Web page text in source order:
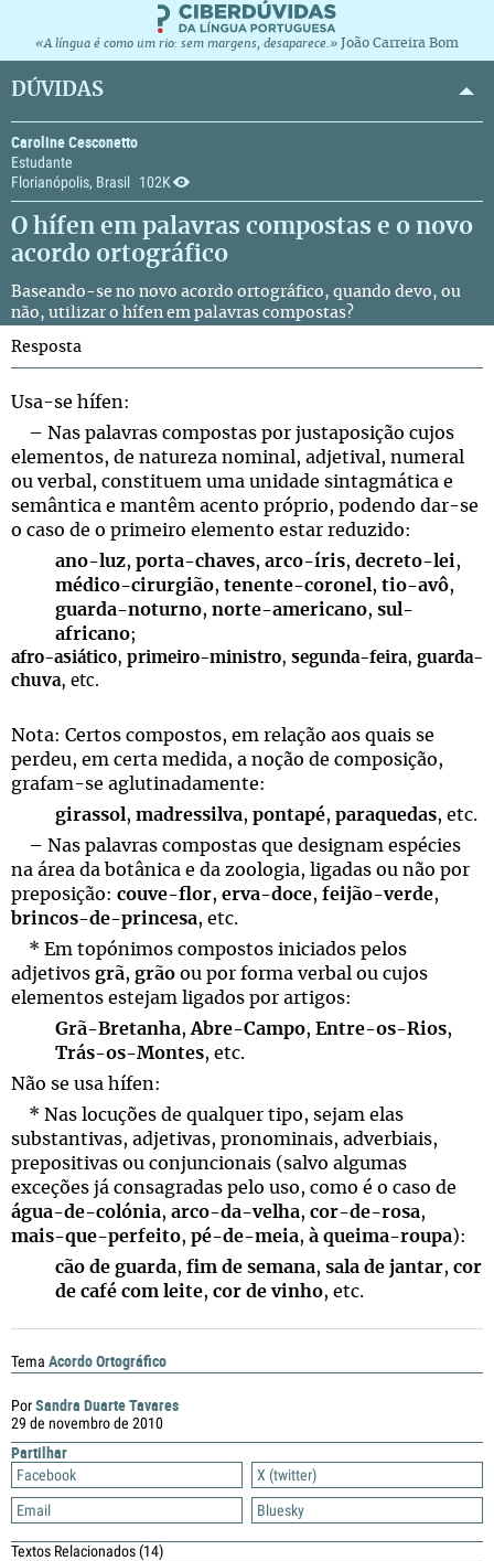
«A língua é como um rio: sem margens, desaparece.» João Carreira Bom
DÚVIDAS
Caroline Cesconetto
Estudante
Florianópolis, Brasil
102K
O hífen em palavras compostas e o novo
acordo ortográfico
Baseando-se no novo acordo ortográfico, quando devo, ou
não, utilizar o hífen em palavras compostas?
PorSandra Duarte Tavares
29 de novembro de 2010
Partilhar
Facebook
X (twitter)
Email
Bluesky
Textos Relacionados(14)
Resposta
Usa-se hífen:
– Nas palavras compostas por justaposição cujos
elementos, de natureza nominal, adjetival, numeral
ou verbal, constituem uma unidade sintagmática e
semântica e mantêm acento próprio, podendo dar-se
o caso de o primeiro elemento estar reduzido:
ano-luz, porta-chaves, arco-íris, decreto-lei,
médico-cirurgião, tenente-coronel , tio-avô,
guarda-noturno, norte-americano, sul-
africano;
afro-asiático, primeiro-ministro, segunda-feira, guarda-
chuva, etc.
Nota: Certos compostos, em relação aos quais se
perdeu, em certa medida, a noção de composição,
grafam-se aglutinadamente:
girassol , madressilva, pontapé, paraquedas, etc.
– Nas palavras compostas que designam espécies
na área da botânica e da zoologia, ligadas ou não por
preposição: couve-flor, erva-doce, feijão-verde,
brincos-de-princesa, etc.
* Em topónimos compostos iniciados pelos
adjetivos grã, grão ou por forma verbal ou cujos
elementos estejam ligados por artigos:
Grã-Bretanha, Abre-Campo, Entre-os-Rios,
Trás-os-Montes, etc.
Não se usa hífen:
* Nas locuções de qualquer tipo, sejam elas
substantivas, adjetivas, pronominais, adverbiais,
prepositivas ou conjuncionais (salvo algumas
exceções já consagradas pelo uso, como é o caso de
água-de-colónia, arco-da-velha, cor-de-rosa,
mais-que-perfeito, pé-de-meia, à queima-roupa):
cão de guarda, fim de semana, sala de jantar, cor
de café com leite, cor de vinho, etc.
Tema Acordo Ortográfico